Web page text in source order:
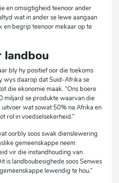
en omsigtigheid teenoor ander
wat in ander se lewe aangaan
en begrip teenoor mekaar op te
bly hy positief oor die toekoms
wys daarop dat Suid-Afrika se
die ekonomie maak. “Ons boere
miljard se produkte waarvan die
wat sowat 50% na Afrika en
rol in voedselsekerheid.”
oorbly soos swak dienslewering
gemeenskappe neem
vir die instandhouding van
is landboubesighede soos Senwes
lewendig te hou.”